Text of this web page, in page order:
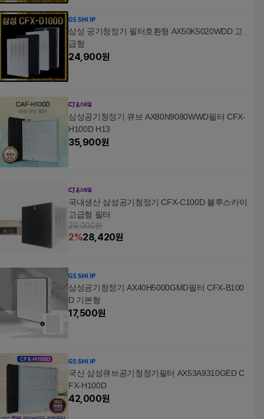
삼성 공기청정기 필터호환형 AX50K5020WDD 고
급형
24,900원
삼성공기청정기 큐브 AX80N9080WWD필터 CFX-
H100D H13
35,900원
국내생산 삼성공기청정기 CFX-C100D 블루스카이
고급형 필터
29,000원
2%28,420원
삼성공기청정기 AX40H5000GMD필터 CFX-B100
D 기본형
17,500원
국산 삼성큐브공기청정기필터 AX53A9310GED C
FX-H100D
42,000원